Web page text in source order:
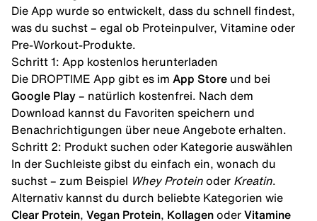
Die App wurde so entwickelt, dass du schnell findest,
was du suchst – egal ob Proteinpulver, Vitamine oder
Pre-Workout-Produkte.
Schritt 1: App kostenlos herunterladen
Die DROPTIME App gibt es im App Store und bei
Google Play – natürlich kostenfrei. Nach dem
Download kannst du Favoriten speichern und
Benachrichtigungen über neue Angebote erhalten.
Schritt 2: Produkt suchen oder Kategorie auswählen
In der Suchleiste gibst du einfach ein, wonach du
suchst – zum Beispiel Whey Protein oder Kreatin
Alternativ kannst du durch beliebte Kategorien wie
Clear Protein Vegan Protein Kollagen oder Vitamine